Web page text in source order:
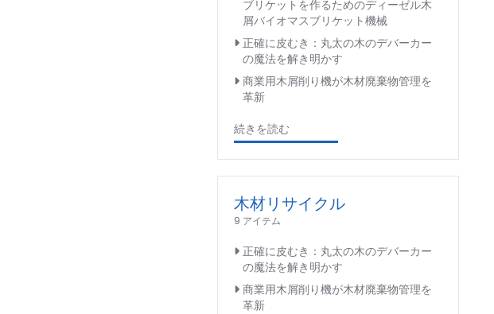
ブリケットを作るためのディーゼル木
屑バイオマスブリケット機械
正確に皮むき：丸太の木のデバーカー
の魔法を解き明かす
商業用木屑削り機が木材廃棄物管理を
革新
続きを読む
木材リサイクル
9 アイテム
正確に皮むき：丸太の木のデバーカー
の魔法を解き明かす
商業用木屑削り機が木材廃棄物管理を
革新